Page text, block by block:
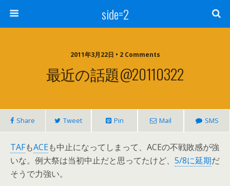
side=2
2011年3月22日 • 2 Comments
最近の話題@20110322
Share Tweet Pin Mail SMS
TAFもACEも中止になってしまって、ACEの不戦敗感が強
いな。例大祭は当初中止だと思ってたけど、 5/8に延期だ
そうで力強い。